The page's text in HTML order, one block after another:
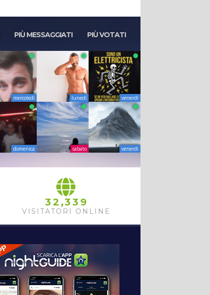
PIÙ MESSAGGIATI PIÙ VOTATI
mercoledì lunedì venerdì
domenica sabato venerdì
32 ,33 9
VISITATORI ONLINE